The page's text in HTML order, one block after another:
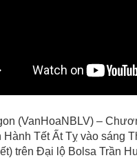
(VanHoaNBLV) –
Hành Tết Ất Tỵ vào sáng
trên Đại lộ Bolsa Trần